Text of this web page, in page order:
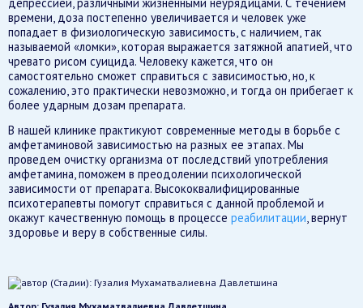
времени, доза постепенно увеличивается и человек уже
попадает в физиологическую зависимость, с наличием, так
называемой «ломки», которая выражается затяжной апатией, что
чревато рисом суицида. Человеку кажется, что он
самостоятельно сможет справиться с зависимостью, но, к
сожалению, это практически невозможно, и тогда он прибегает к
более ударным дозам препарата.
В нашей клинике практикуют современные методы в борьбе с
амфетаминовой зависимостью на разных ее этапах. Мы
проведем очистку организма от последствий употребления
амфетамина, поможем в преодолении психологической
зависимости от препарата. Высококвалифицированные
психотерапевты помогут справиться с данной проблемой и
окажут качественную помощь в процессе реабилитации, вернут
здоровье и веру в собственные силы.